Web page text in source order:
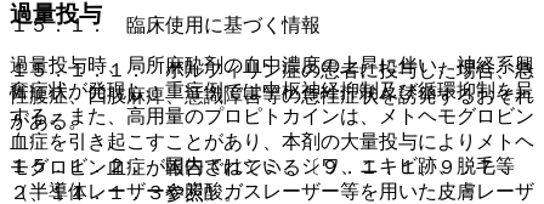
１５．１． 臨床使用に基づく情報
１５．１．１． ポルフィリン症の患者に投与した場合、急
性腹症、四肢麻痺、意識障害等の急性症状を誘発するおそれ
がある。
１５．１．２． 国内ではシミ、シワ、ニキビ跡、脱毛等
（半導体レーザーや炭酸ガスレーザー等を用いた皮膚レーザ
過量投与
過量投与時、局所麻酔剤の血中濃度の上昇に伴い、神経系興
奮症状が発現し、重症例では中枢神経抑制及び循環抑制を呈
する。また、高用量のプロピトカインは、メトヘモグロビン
血症を引き起こすことがあり、本剤の大量投与によりメトヘ
モグロビン血症が報告されている〔９．１．１、９．７．
２、１１．１．３参照〕。